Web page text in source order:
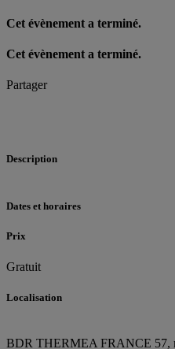
Cet évènement a terminé.
Cet évènement a terminé.
Partager
Description
Dates et horaires
Prix
Gratuit
Localisation
BDR THERMEA FRANCE 57,